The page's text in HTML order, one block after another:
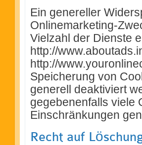
Ein genereller
Onlinemarketing-
Vielzahl der Dienste
http://
http://
Speicherung von
generell deaktiviert
gegebenenfalls viele
Einschränkungen
Recht auf